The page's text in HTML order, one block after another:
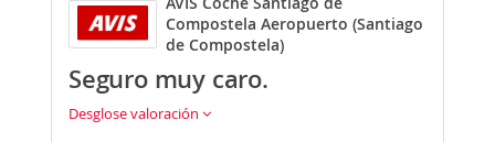
Compostela Aeropuerto (Santiago
de Compostela)
Seguro muy caro.
Desglose valoración